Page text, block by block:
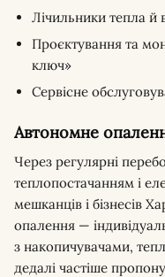
Лічильники тепла й
Проєктування та
ключ»
Сервісне
Автономне
Через регулярні
теплопостачанням і
мешканців і бізнесів
опалення —
з накопичувачами,
дедалі частіше